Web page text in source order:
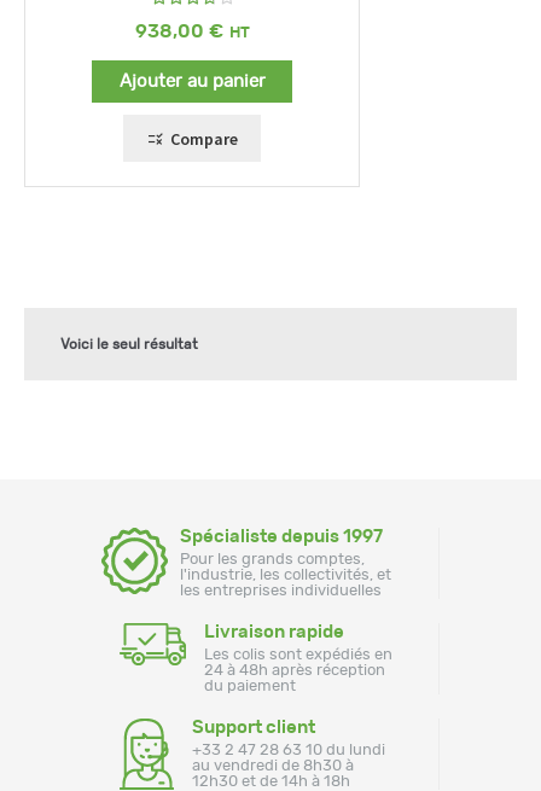
3.83
sur 5
938,00 €
Ajouter au panier
Compare
Voici le seul résultat
Spécialiste depuis 1997
Pour les grands comptes,
l'industrie, les collectivités, et
les entreprises individuelles
Livraison rapide
Les colis sont expédiés en
24 à 48h après réception
du paiement
Support client
+33 2 47 28 63 10 du lundi
au vendredi de 8h30 à
12h30 et de 14h à 18h